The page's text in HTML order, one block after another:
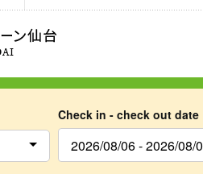
Check in - check out date